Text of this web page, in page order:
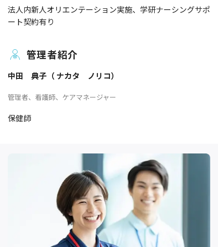
法人内新人オリエンテーション実施、学研ナーシングサポ
ート契約有り
管理者紹介
中田 典子（ ナカタ ノリコ）
管理者、看護師、ケアマネージャー
保健師